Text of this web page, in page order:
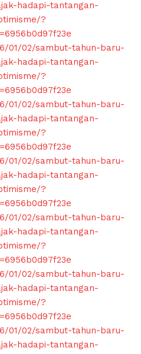
hadapi-tantangan-
?
01/02/sambut-tahun-baru-
hadapi-tantangan-
?
01/02/sambut-tahun-baru-
hadapi-tantangan-
?
01/02/sambut-tahun-baru-
hadapi-tantangan-
?
01/02/sambut-tahun-baru-
hadapi-tantangan-
?
01/02/sambut-tahun-baru-
hadapi-tantangan-
?
01/02/sambut-tahun-baru-
hadapi-tantangan-